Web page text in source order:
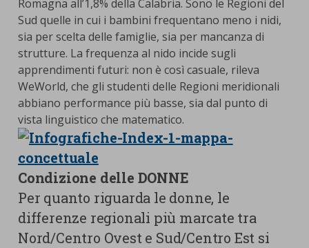
Romagna all’1,8% della Calabria. Sono le Regioni del
Sud quelle in cui i bambini frequentano meno i nidi,
sia per scelta delle famiglie, sia per mancanza di
strutture. La frequenza al nido incide sugli
apprendimenti futuri: non è così casuale, rileva
WeWorld, che gli studenti delle Regioni meridionali
abbiano performance più basse, sia dal punto di
vista linguistico che matematico.
Condizione delle DONNE
Per quanto riguarda le donne, le
differenze regionali più marcate tra
Nord/Centro Ovest e Sud/Centro Est si